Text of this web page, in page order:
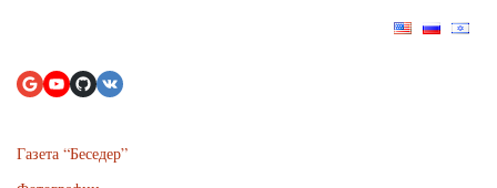
Газета “Беседер”